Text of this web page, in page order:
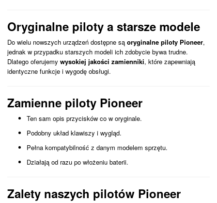
Oryginalne piloty a starsze modele
Do wielu nowszych urządzeń dostępne są oryginalne piloty Pioneer,
jednak w przypadku starszych modeli ich zdobycie bywa trudne.
Dlatego oferujemy wysokiej jakości zamienniki, które zapewniają
identyczne funkcje i wygodę obsługi.
Zamienne piloty Pioneer
Ten sam opis przycisków co w oryginale.
Podobny układ klawiszy i wygląd.
Pełna kompatybilność z danym modelem sprzętu.
Działają od razu po włożeniu baterii.
Zalety naszych pilotów Pioneer